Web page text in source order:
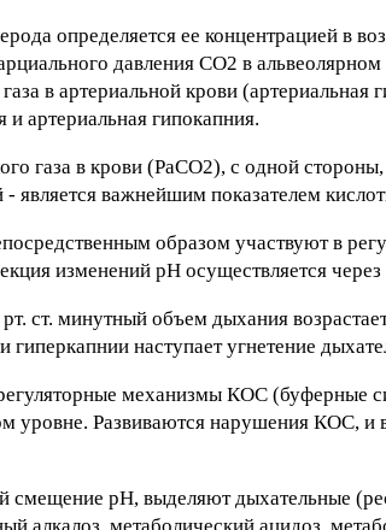
определяется ее концентрацией в
давления СО2 в альвеолярном
в артериальной крови
и артериальная гипокапния.
газа в крови (РаСО2), с одной
является важнейшим показателем
образом участвуют в
изменений рН осуществляется
ст. минутный объем дыхания
наступает угнетение
механизмы КОС (буферные
уровне. Развиваются нарушения КОС, и
смещение рН, выделяют дыхательные